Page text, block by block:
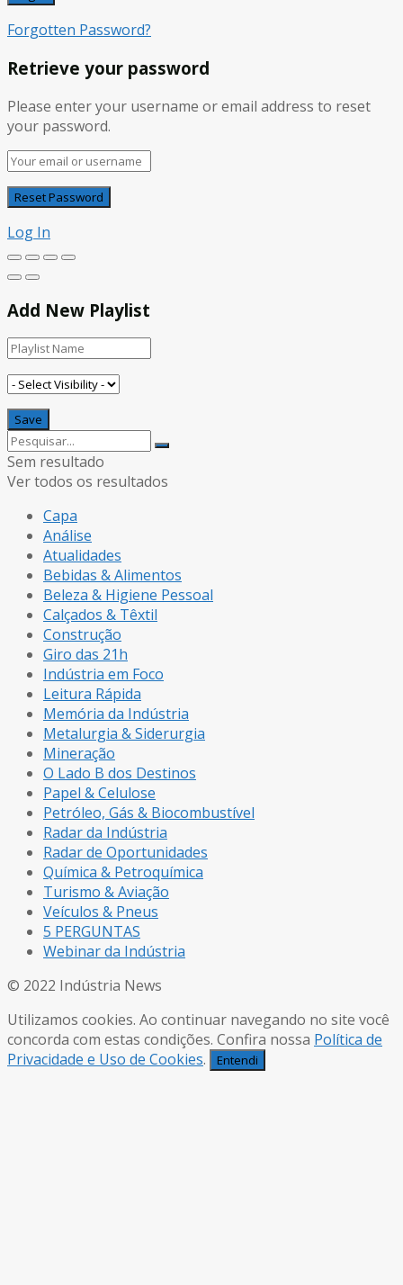
Forgotten Password?
Retrieve your password
Please enter your username or email address to reset
your password.
Log In
Add New Playlist
Sem resultado
Ver todos os resultados
Capa
Análise
Atualidades
Bebidas & Alimentos
Beleza & Higiene Pessoal
Calçados & Têxtil
Construção
Giro das 21h
Indústria em Foco
Leitura Rápida
Memória da Indústria
Metalurgia & Siderurgia
Mineração
O Lado B dos Destinos
Papel & Celulose
Petróleo, Gás & Biocombustível
Radar da Indústria
Radar de Oportunidades
Química & Petroquímica
Turismo & Aviação
Veículos & Pneus
5 PERGUNTAS
Webinar da Indústria
© 2022 Indústria News
Utilizamos cookies. Ao continuar navegando no site você
concorda com estas condições. Confira nossa Política de
Privacidade e Uso de Cookies. Entendi